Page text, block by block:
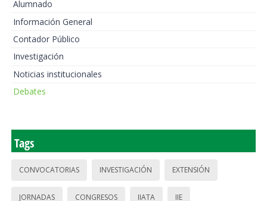
Alumnado
Información General
Contador Público
Investigación
Noticias institucionales
Debates
Tags
CONVOCATORIAS INVESTIGACIÓN EXTENSIÓN
JORNADAS CONGRESOS IIATA IIE